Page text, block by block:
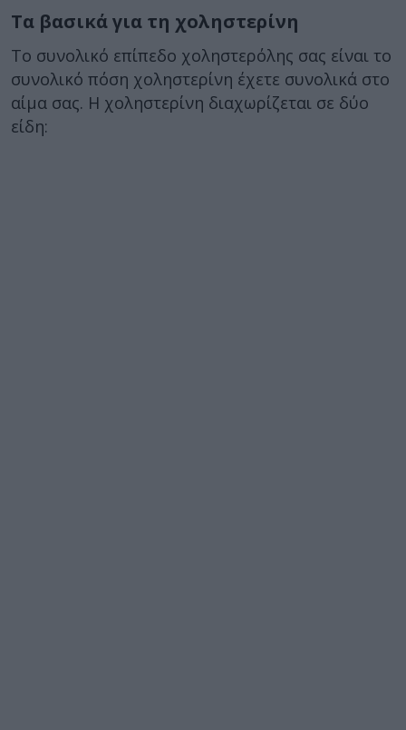
Τα βασικά για τη χοληστερίνη
Το συνολικό επίπεδο χοληστερόλης σας είναι το
συνολικό πόση χοληστερίνη έχετε συνολικά στο
αίμα σας. Η χοληστερίνη διαχωρίζεται σε δύο
είδη: